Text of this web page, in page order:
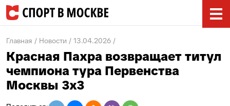
Главная Новости 13.04.2026
Красная Пахра возвращает титул
чемпиона тура Первенства
Москвы 3х3